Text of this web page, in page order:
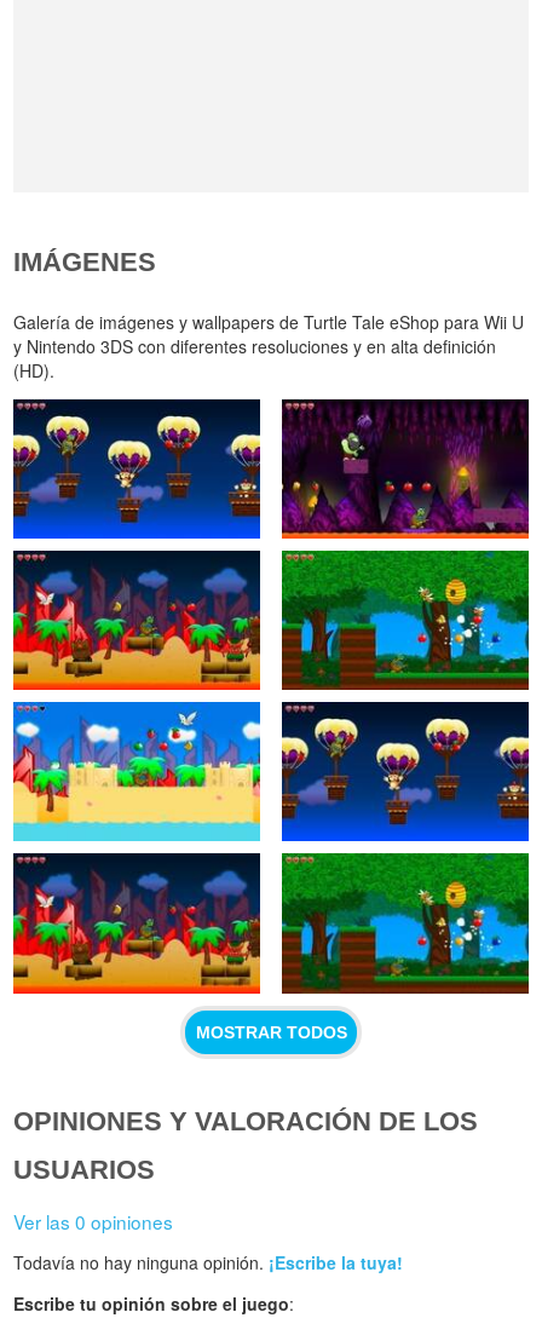
IMÁGENES
Galería de imágenes y wallpapers de Turtle Tale eShop para Wii U
y Nintendo 3DS con diferentes resoluciones y en alta definición
(HD).
MOSTRAR TODOS
OPINIONES Y VALORACIÓN DE LOS
USUARIOS
Ver las 0 opiniones
Todavía no hay ninguna opinión. ¡Escribe la tuya!
Escribe tu opinión sobre el juego: